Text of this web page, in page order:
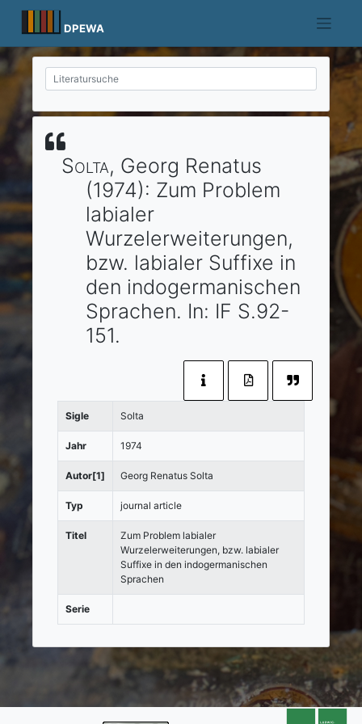
content
DPEWA
Solta, Georg Renatus
(1974): Zum Problem
labialer
Wurzelerweiterungen,
bzw. labialer Suffixe in
den indogermanischen
Sprachen. In: IF S.92-
151.
Sigle Solta
Jahr 1974
Autor[1] Georg Renatus Solta
Typ journal article
Titel
Zum Problem labialer
Wurzelerweiterungen, bzw. labialer
Suffixe in den indogermanischen
Sprachen
Serie